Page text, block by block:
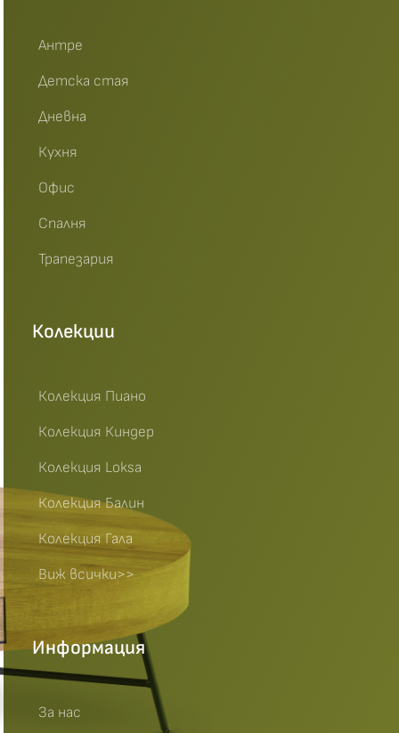
Антре
Детска стая
Дневна
Кухня
Офис
Спалня
Трапезария
Колекции
Колекция Пиано
Колекция Киндер
Колекция Loksa
Колекция Балин
Колекция Гала
Виж всички>>
Информация
За нас